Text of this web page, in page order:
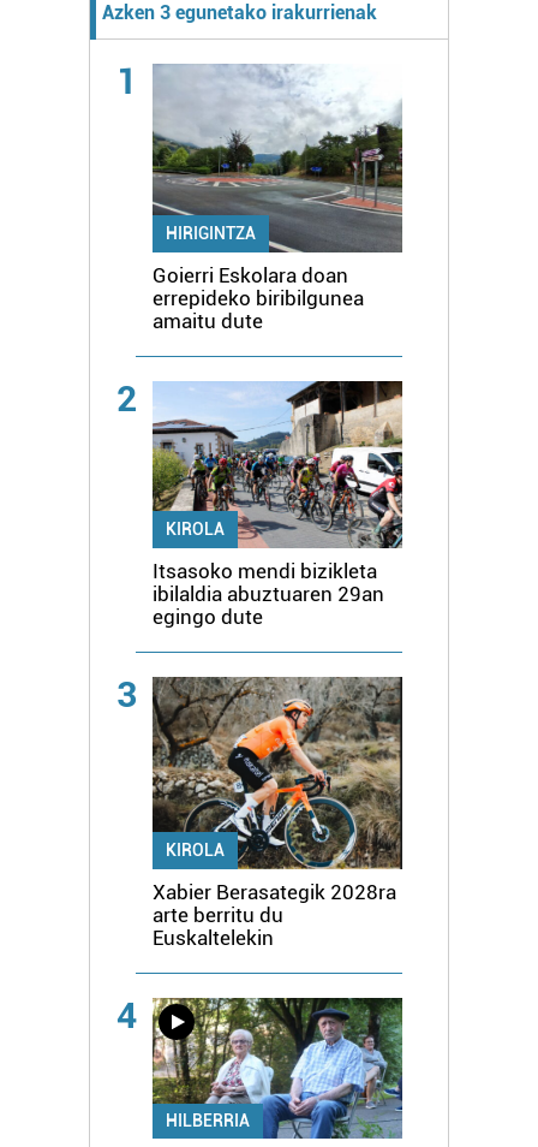
Azken 3 egunetako irakurrienak
1
HIRIGINTZA
Goierri Eskolara doan
errepideko biribilgunea
amaitu dute
2
KIROLA
Itsasoko mendi bizikleta
ibilaldia abuztuaren 29an
egingo dute
3
KIROLA
Xabier Berasategik 2028ra
arte berritu du
Euskaltelekin
4
HILBERRIA